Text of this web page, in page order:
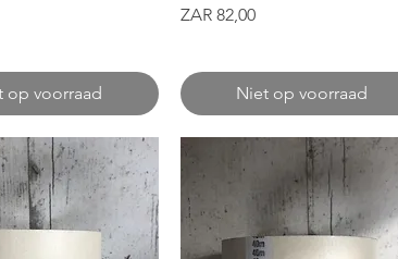
op voorraad
Prijs
ZAR 82,00
Niet op voorraad